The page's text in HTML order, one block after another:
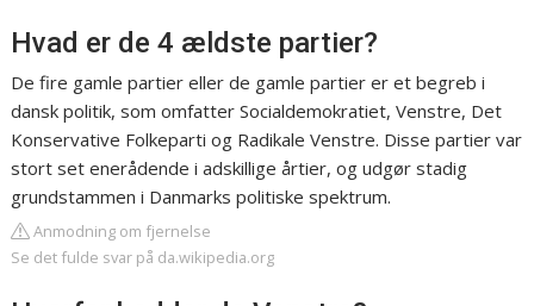
Hvad er de 4 ældste partier?
De fire gamle partier eller de gamle partier er et begreb i
dansk politik, som omfatter Socialdemokratiet, Venstre, Det
Konservative Folkeparti og Radikale Venstre. Disse partier var
stort set enerådende i adskillige årtier, og udgør stadig
grundstammen i Danmarks politiske spektrum.
Anmodning om fjernelse
Se det fulde svar på da.wikipedia.org